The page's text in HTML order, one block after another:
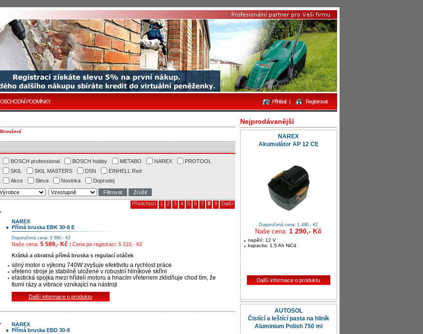
OBCHODNÍ PODMÍNKY Přihlásit | Registrovat
BOSCH professional BOSCH hobby METABO NAREX
PROTOOL
SKIL
SKIL MASTERS DSN
EINHELL Red
Akce Sleva Novinka Doprodej
Předchozí
1 2 3 4 5 6 7 8 9 Další
NAREX
Přímá bruska EBK 30-8 E
Doporučená cena: 5 590,- Kč
Naše cena: 5 589,- Kč | Cena po registraci: 5 310,- Kč
Krátká a obratná přímá bruska s regulací otáček
silný motor o výkonu 740W zvyšuje efektivitu a rychlost práce
vřeteno stroje je stabilně uložené v robustní hliníkové skříni
elastická spojka mezi hřídelí motoru a hnacím vřetenem zklidňuje chod tím, že
tlumí rázy a vibrace vznikající na nástroji
Další informace o produktu
NAREX
Přímá bruska EBD 30-8
Nejprodávanější
NAREX
Akumulátor AP 12 CE
Doporučená cena: 1 490,- Kč
Naše cena: 1 290,- Kč
napětí: 12 V
kapacita: 1,5 Ah NiCd
Další informace o produktu
AUTOSOL
Čistící a leštící pasta na hliník
Aluminium Polish 750 ml